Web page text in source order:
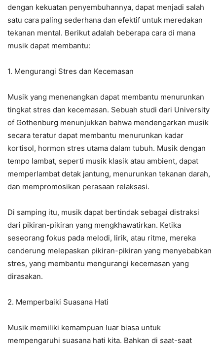
dengan kekuatan penyembuhannya, dapat menjadi salah
satu cara paling sederhana dan efektif untuk meredakan
tekanan mental. Berikut adalah beberapa cara di mana
musik dapat membantu:
1. Mengurangi Stres dan Kecemasan
Musik yang menenangkan dapat membantu menurunkan
tingkat stres dan kecemasan. Sebuah studi dari University
of Gothenburg menunjukkan bahwa mendengarkan musik
secara teratur dapat membantu menurunkan kadar
kortisol, hormon stres utama dalam tubuh. Musik dengan
tempo lambat, seperti musik klasik atau ambient, dapat
memperlambat detak jantung, menurunkan tekanan darah,
dan mempromosikan perasaan relaksasi.
Di samping itu, musik dapat bertindak sebagai distraksi
dari pikiran-pikiran yang mengkhawatirkan. Ketika
seseorang fokus pada melodi, lirik, atau ritme, mereka
cenderung melepaskan pikiran-pikiran yang menyebabkan
stres, yang membantu mengurangi kecemasan yang
dirasakan.
2. Memperbaiki Suasana Hati
Musik memiliki kemampuan luar biasa untuk
mempengaruhi suasana hati kita. Bahkan di saat-saat